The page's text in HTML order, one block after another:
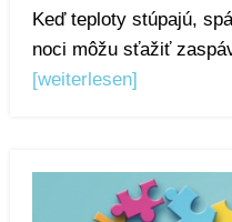
Keď teploty stúpajú,
noci môžu sťažiť
[weiterlesen]